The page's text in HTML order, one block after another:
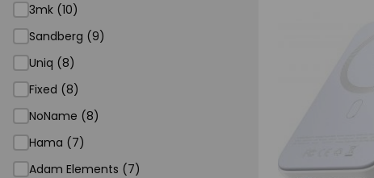
3mk (10)
Sandberg (9)
Uniq (8)
Fixed (8)
NoName (8)
Hama (7)
Adam Elements (7)